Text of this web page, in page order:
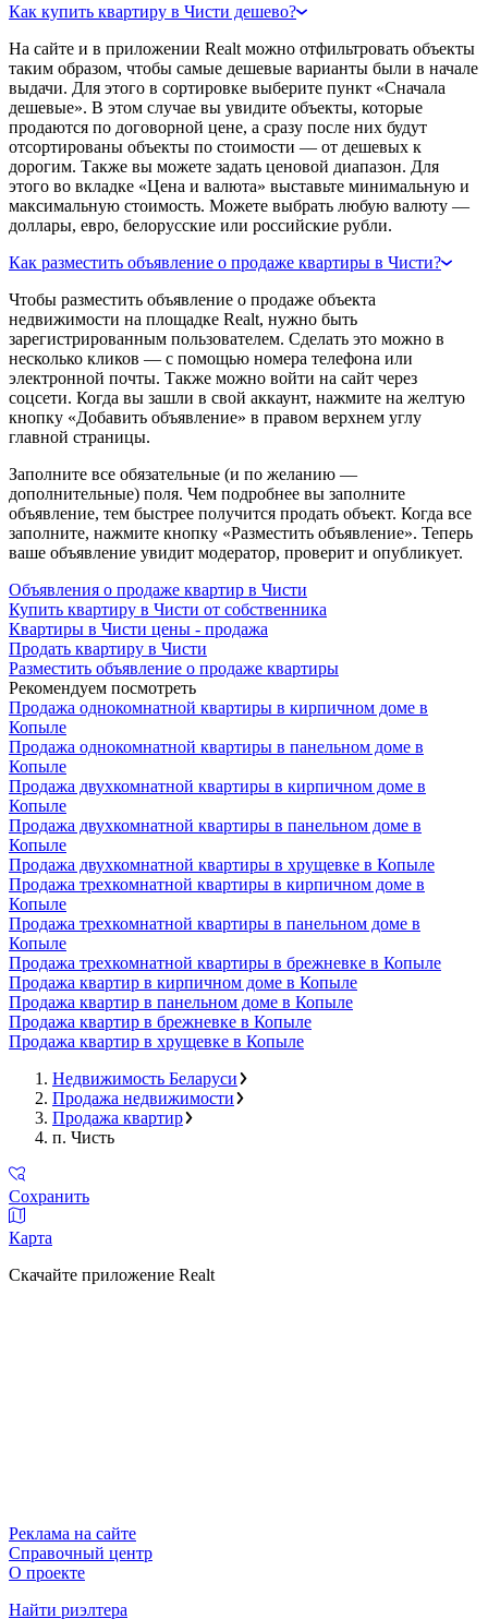
Как купить квартиру в Чисти дешево?
На сайте и в приложении Realt можно отфильтровать объекты
таким образом, чтобы самые дешевые варианты были в начале
выдачи. Для этого в сортировке выберите пункт «Сначала
дешевые». В этом случае вы увидите объекты, которые
продаются по договорной цене, а сразу после них будут
отсортированы объекты по стоимости — от дешевых к
дорогим. Также вы можете задать ценовой диапазон. Для
этого во вкладке «Цена и валюта» выставьте минимальную и
максимальную стоимость. Можете выбрать любую валюту —
доллары, евро, белорусские или российские рубли.
Как разместить объявление о продаже квартиры в Чисти?
Чтобы разместить объявление о продаже объекта
недвижимости на площадке Realt, нужно быть
зарегистрированным пользователем. Сделать это можно в
несколько кликов — с помощью номера телефона или
электронной почты. Также можно войти на сайт через
соцсети. Когда вы зашли в свой аккаунт, нажмите на желтую
кнопку «Добавить объявление» в правом верхнем углу
главной страницы.
Заполните все обязательные (и по желанию —
дополнительные) поля. Чем подробнее вы заполните
объявление, тем быстрее получится продать объект. Когда все
заполните, нажмите кнопку «Разместить объявление». Теперь
ваше объявление увидит модератор, проверит и опубликует.
Объявления о продаже квартир в Чисти
Купить квартиру в Чисти от собственника
Квартиры в Чисти цены - продажа
Продать квартиру в Чисти
Разместить объявление о продаже квартиры
Рекомендуем посмотреть
Продажа однокомнатной квартиры в кирпичном доме в
Копыле
Продажа однокомнатной квартиры в панельном доме в
Копыле
Продажа двухкомнатной квартиры в кирпичном доме в
Копыле
Продажа двухкомнатной квартиры в панельном доме в
Копыле
Продажа двухкомнатной квартиры в хрущевке в Копыле
Продажа трехкомнатной квартиры в кирпичном доме в
Копыле
Продажа трехкомнатной квартиры в панельном доме в
Копыле
Продажа трехкомнатной квартиры в брежневке в Копыле
Продажа квартир в кирпичном доме в Копыле
Продажа квартир в панельном доме в Копыле
Продажа квартир в брежневке в Копыле
Продажа квартир в хрущевке в Копыле
Недвижимость Беларуси
Продажа недвижимости
Продажа квартир
п. Чисть
Сохранить
Карта
Скачайте приложение Realt
Реклама на сайте
Справочный центр
О проекте
Найти риэлтера